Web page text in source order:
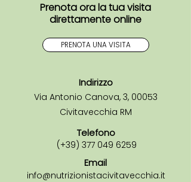
Prenota ora la tua visita
direttamente online
PRENOTA UNA VISITA
Indirizzo
Via Antonio Canova, 3, 00053
Civitavecchia RM
Telefono
(+39) 377 049 6259
Email
info@nutrizionistacivitavecchia.it